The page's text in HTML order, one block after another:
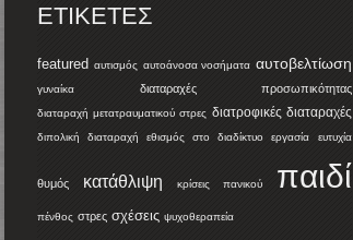
ΕΤΙΚΈΤΕΣ
featured αυτισμός αυτοάνοσα νοσήματα αυτοβελτίωση
γυναίκα διαταραχές προσωπικότητας
διαταραχή μετατραυματικού στρες διατροφικές διαταραχές
διπολική διαταραχή εθισμός στο διαδίκτυο εργασία ευτυχία
θυμός κατάθλιψη κρίσεις πανικού παιδί
πένθος στρες σχέσεις ψυχοθεραπεία